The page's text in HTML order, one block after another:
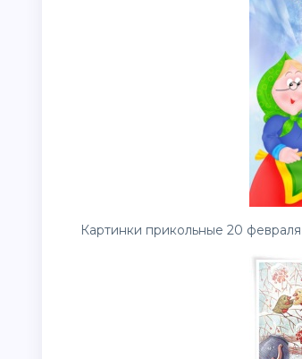
Картинки прикольные 20